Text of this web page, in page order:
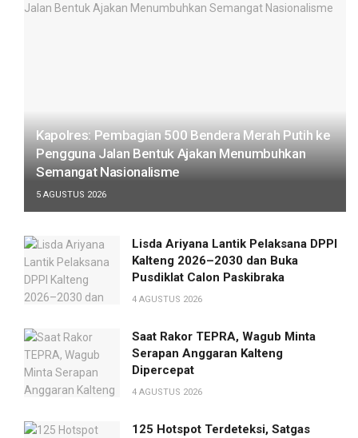
Kapolres: Pembagian 500 Bendera Merah Putih ke
Pengguna Jalan Bentuk Ajakan Menumbuhkan
Semangat Nasionalisme
5 AGUSTUS 2026
Lisda Ariyana Lantik Pelaksana DPPI
Kalteng 2026–2030 dan Buka
Pusdiklat Calon Paskibraka
4 AGUSTUS 2026
Saat Rakor TEPRA, Wagub Minta
Serapan Anggaran Kalteng
Dipercepat
4 AGUSTUS 2026
125 Hotspot Terdeteksi, Satgas